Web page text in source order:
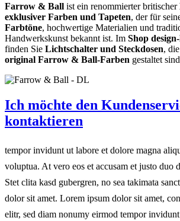
Farrow & Ball ist ein renommierter britischer
exklusiver Farben und Tapeten, der für
Farbtöne, hochwertige Materialien und
Handwerkskunst bekannt ist. Im Shop
finden Sie Lichtschalter und Steckdosen,
original Farrow & Ball-Farben gestaltet
Ich möchte den
kontaktieren
tempor invidunt ut labore et dolore magna
voluptua. At vero eos et accusam et justo duo
Stet clita kasd gubergren, no sea takimata
dolor sit amet. Lorem ipsum dolor sit amet,
elitr, sed diam nonumy eirmod tempor